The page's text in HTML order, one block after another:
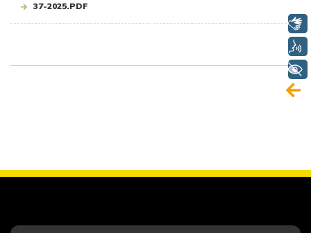
37-2025.PDF
Libras
+ Acessibilidade